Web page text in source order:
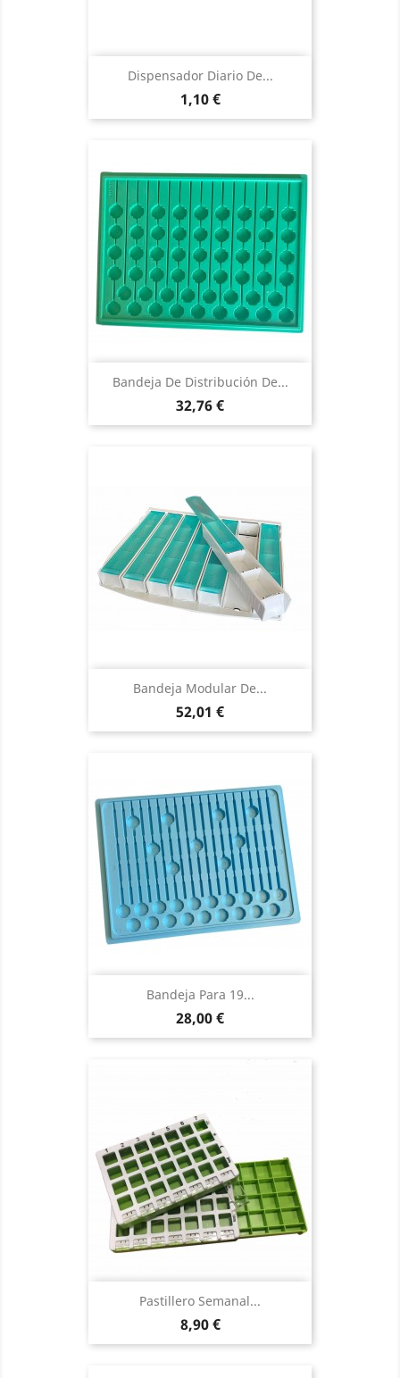
Dispensador Diario De...
Precio
1,10 €
Bandeja De Distribución De...
Precio
32,76 €
Bandeja Modular De...
Precio
52,01 €
Bandeja Para 19...
Precio
28,00 €
Pastillero Semanal...
Precio
8,90 €